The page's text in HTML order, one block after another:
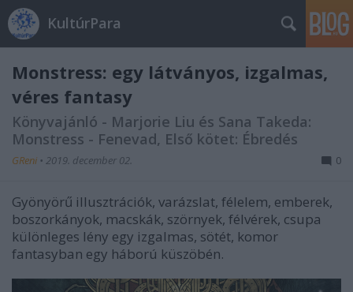
KultúrPara
Monstress: egy látványos, izgalmas,
véres fantasy
Könyvajánló - Marjorie Liu és Sana Takeda:
Monstress - Fenevad, Első kötet: Ébredés
GReni • 2019. december 02. 0
Gyönyörű illusztrációk, varázslat, félelem, emberek,
boszorkányok, macskák, szörnyek, félvérek, csupa
különleges lény egy izgalmas, sötét, komor
fantasyban egy háború küszöbén.